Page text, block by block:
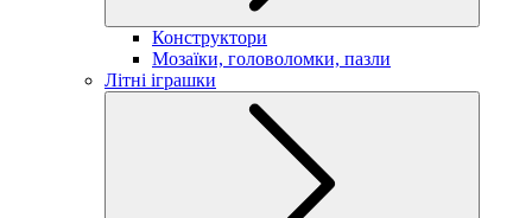
Конструктори
Мозаїки, головоломки, пазли
Літні іграшки